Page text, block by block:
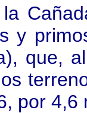
y
que,
por